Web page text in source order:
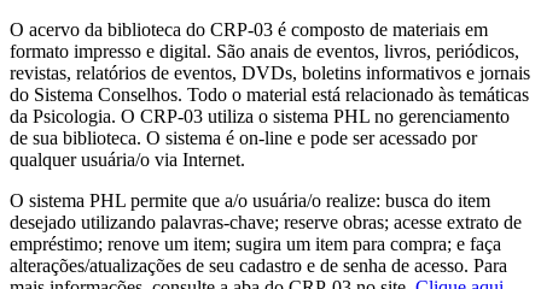
O acervo da biblioteca do CRP-03 é composto de materiais em
formato impresso e digital. São anais de eventos, livros, periódicos,
revistas, relatórios de eventos, DVDs, boletins informativos e jornais
do Sistema Conselhos. Todo o material está relacionado às temáticas
da Psicologia. O CRP-03 utiliza o sistema PHL no gerenciamento
de sua biblioteca. O sistema é on-line e pode ser acessado por
qualquer usuária/o via Internet.
O sistema PHL permite que a/o usuária/o realize: busca do item
desejado utilizando palavras-chave; reserve obras; acesse extrato de
empréstimo; renove um item; sugira um item para compra; e faça
alterações/atualizações de seu cadastro e de senha de acesso. Para